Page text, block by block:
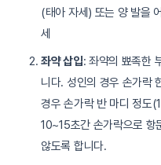
(태아 자세) 또는 양 발을
세
좌약 삽입: 좌약의 뾰족한
니다. 성인의 경우 손가락
경우 손가락 반 마디 정도
10~15초간 손가락으로 항
않도록 합니다.